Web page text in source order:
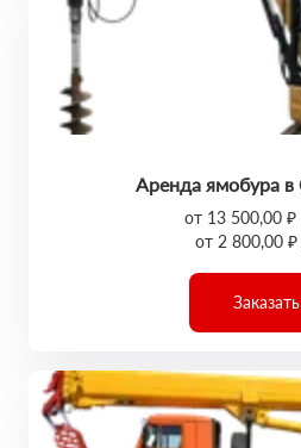
Аренда ямобура в
от 13 500,00
от 2 800,00 ₽
Заказать